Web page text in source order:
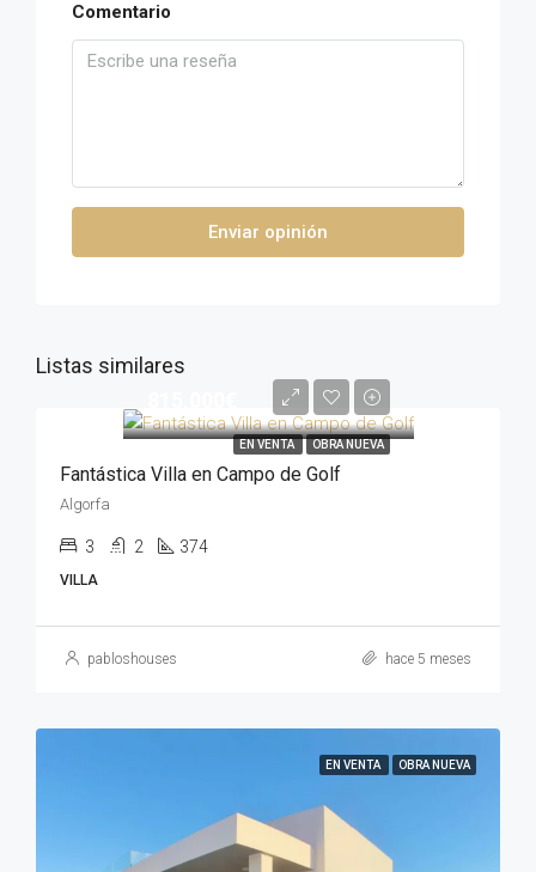
Comentario
Enviar opinión
Listas similares
EN VENTA OBRA NUEVA
Fantástica Villa en Campo de Golf
Algorfa
3 2 374
VILLA
pabloshouses hace 5 meses
EN VENTA OBRA NUEVA